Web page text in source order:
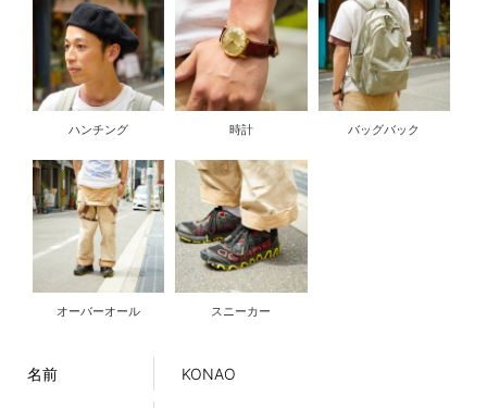
ハンチング 時計 バッグバック
オーバーオール スニーカー
名前 KONAO